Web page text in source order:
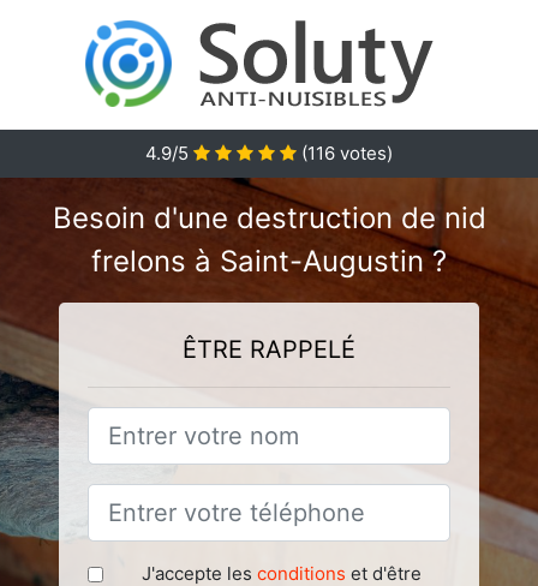
4.9/5 (116 votes)
Besoin d'une destruction de nid
frelons à Saint-Augustin ?
ÊTRE RAPPELÉ
J'accepte les conditions et d'être